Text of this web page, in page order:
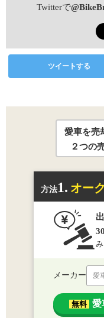
Twitterで
ツイートする
愛車を売
２つの
方法1. オー
メーカー 愛
無料 愛